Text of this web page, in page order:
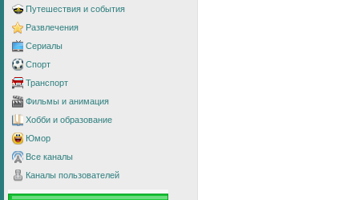
Путешествия и события
Развлечения
Сериалы
Спорт
Транспорт
Фильмы и анимация
Хобби и образование
Юмор
Все каналы
Каналы пользователей